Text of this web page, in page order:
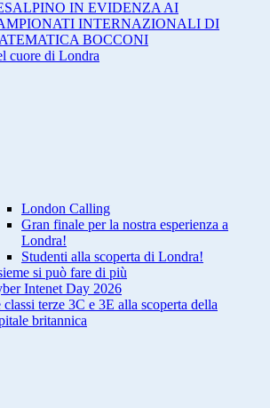
IN EVIDENZA AI
INTERNAZIONALI DI
BOCCONI
cuore di Londra
London Calling
Gran finale per la nostra esperienza a
Londra!
Studenti alla scoperta di Londra!
si può fare di più
Intenet Day 2026
classi terze 3C e 3E alla scoperta della
britannica